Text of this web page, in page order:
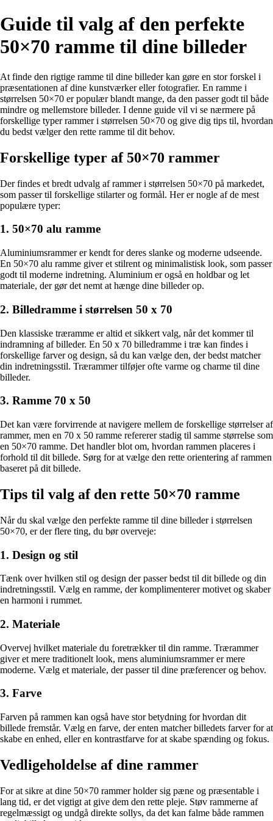
Guide til valg af den perfekte
50×70 ramme til dine billeder
At finde den rigtige ramme til dine billeder kan gøre en stor forskel i
præsentationen af dine kunstværker eller fotografier. En ramme i
størrelsen 50×70 er populær blandt mange, da den passer godt til både
mindre og mellemstore billeder. I denne guide vil vi se nærmere på
forskellige typer rammer i størrelsen 50×70 og give dig tips til, hvordan
du bedst vælger den rette ramme til dit behov.
Forskellige typer af 50×70 rammer
Der findes et bredt udvalg af rammer i størrelsen 50×70 på markedet,
som passer til forskellige stilarter og formål. Her er nogle af de mest
populære typer:
1. 50×70 alu ramme
Aluminiumsrammer er kendt for deres slanke og moderne udseende.
En 50×70 alu ramme giver et stilrent og minimalistisk look, som passer
godt til moderne indretning. Aluminium er også en holdbar og let
materiale, der gør det nemt at hænge dine billeder op.
2. Billedramme i størrelsen 50 x 70
Den klassiske træramme er altid et sikkert valg, når det kommer til
indramning af billeder. En 50 x 70 billedramme i træ kan findes i
forskellige farver og design, så du kan vælge den, der bedst matcher
din indretningsstil. Trærammer tilføjer ofte varme og charme til dine
billeder.
3. Ramme 70 x 50
Det kan være forvirrende at navigere mellem de forskellige størrelser af
rammer, men en 70 x 50 ramme refererer stadig til samme størrelse som
en 50×70 ramme. Det handler blot om, hvordan rammen placeres i
forhold til dit billede. Sørg for at vælge den rette orientering af rammen
baseret på dit billede.
Tips til valg af den rette 50×70 ramme
Når du skal vælge den perfekte ramme til dine billeder i størrelsen
50×70, er der flere ting, du bør overveje:
1. Design og stil
Tænk over hvilken stil og design der passer bedst til dit billede og din
indretningsstil. Vælg en ramme, der komplimenterer motivet og skaber
en harmoni i rummet.
2. Materiale
Overvej hvilket materiale du foretrækker til din ramme. Trærammer
giver et mere traditionelt look, mens aluminiumsrammer er mere
moderne. Vælg et materiale, der passer til dine præferencer og behov.
3. Farve
Farven på rammen kan også have stor betydning for hvordan dit
billede fremstår. Vælg en farve, der enten matcher billedets farver for at
skabe en enhed, eller en kontrastfarve for at skabe spænding og fokus.
Vedligeholdelse af dine rammer
For at sikre at dine 50×70 rammer holder sig pæne og præsentable i
lang tid, er det vigtigt at give dem den rette pleje. Støv rammerne af
regelmæssigt og undgå direkte sollys, da det kan falme både rammen